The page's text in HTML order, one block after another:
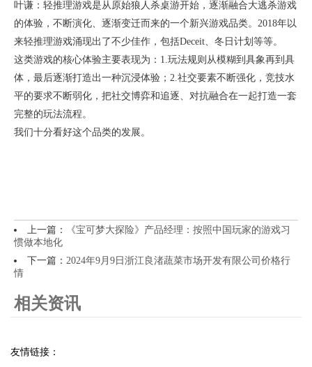
叶谦：轻推理游戏是从原始狼人杀桌游开始，逐渐融合大逃杀游戏
的体验，不断演化、逐渐变迁而来的一个新兴游戏品类。2018年以
来轻推理游戏涌现出了不少佳作，包括Deceit、冬日计划等等。
这类游戏的核心体验主要表现为：1.玩法规则从模糊到具象再到具
体，最后逐渐打造出一种沉浸体验；2.社交要素不断强化，竞技水
平的要求不断弱化，把社交博弈和追逐、对抗融合在一起打造一套
完整的玩法流程。
我们十分看好这个品类的发展。
上一篇：
《宝可梦大探险》产品经理：按照中国玩家的游戏习
惯做本地化
下一篇： 2024年9月9日浙江良渚蔬菜市场开发有限公司价格行
情
相关资讯
友情链接：